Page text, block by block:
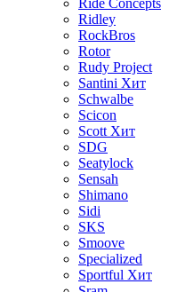
Ride Concepts
Ridley
RockBros
Rotor
Rudy Project
Santini Хит
Schwalbe
Scicon
Scott Хит
SDG
Seatylock
Sensah
Shimano
Sidi
SKS
Smoove
Specialized
Sportful Хит